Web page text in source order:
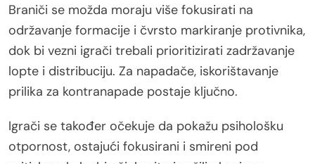
Braniči se možda moraju više fokusirati na
održavanje formacije i čvrsto markiranje protivnika,
dok bi vezni igrači trebali prioritizirati zadržavanje
lopte i distribuciju. Za napadače, iskorištavanje
prilika za kontranapade postaje ključno.
Igrači se također očekuje da pokažu psihološku
otpornost, ostajući fokusirani i smireni pod